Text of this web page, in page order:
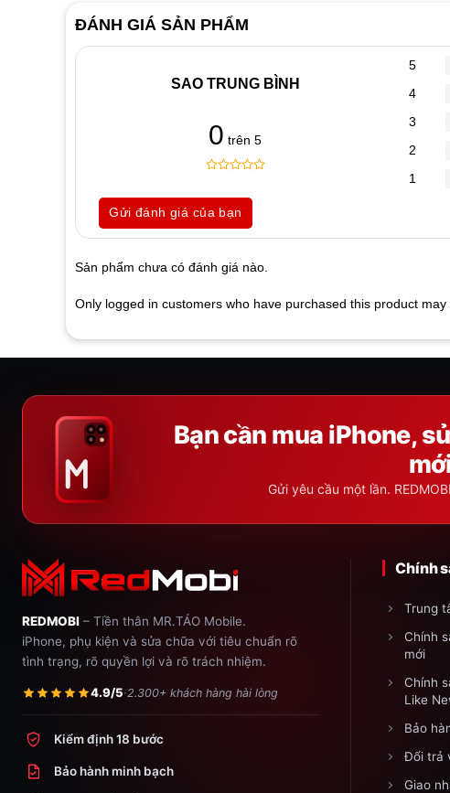
ĐÁNH GIÁ SẢN PHẨM
SAO TRUNG BÌNH
0 trên 5
out
of
based
customer
ratings
5
4
3
2
1
Gửi đánh giá của bạn
Sản phẩm chưa có đánh giá nào.
Only logged in customers who have purchased this product may
Bạn cần mua iPhone,
Gửi yêu cầu một lần.
REDMOBI – Tiền thân MR.TÁO Mobile.
iPhone, phụ kiện và sửa chữa với tiêu chuẩn rõ
tình trạng, rõ quyền lợi và rõ trách nhiệm.
4.9/5·2.300+ khách hàng hài lòng
Kiểm định 18 bước
Bảo hành minh bạch
Chính
Trung
Chính
mới
Chính
Like
Bảo
Đổi trả
Giao